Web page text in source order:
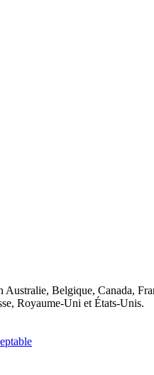
Australie, Belgique, Canada,
Royaume-Uni et États-Unis.